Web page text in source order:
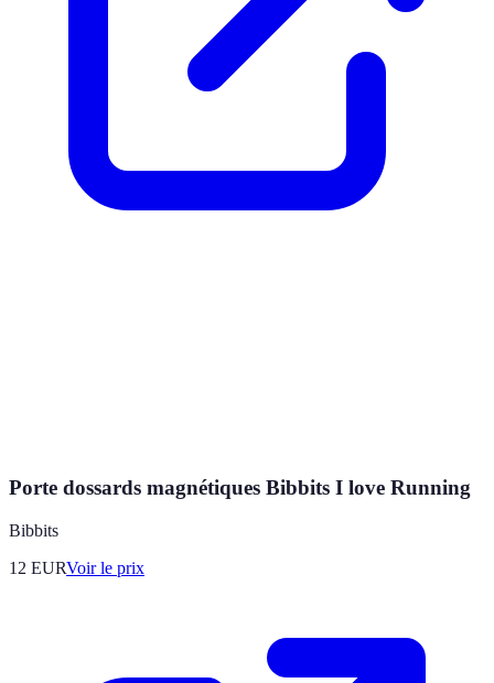
Porte dossards magnétiques Bibbits I love Running
Bibbits
12 EURVoir le prix